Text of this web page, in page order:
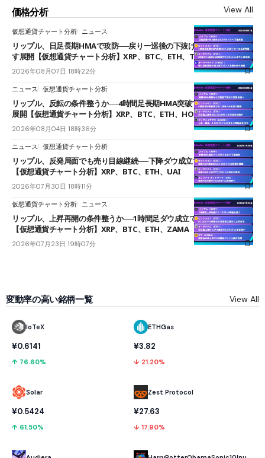
価格分析 View All
仮想通貨チャート分析 ニュース
リップル、日足長期HMAで攻防──戻り一巡後の下抜けで0.95ドルを試
す展開【仮想通貨チャート分析】XRP、BTC、ETH、TAKE
2026年08月07日 18時22分
ニュース 仮想通貨チャート分析
リップル、反転の条件整うか──4時間足長期HMA突破で雲下端を目指す
展開【仮想通貨チャート分析】XRP、BTC、ETH、HOME
2026年08月04日 18時36分
ニュース 仮想通貨チャート分析
リップル、反発局面でも売り目線継続──下降ダウ成立で下値追う展開
【仮想通貨チャート分析】XRP、BTC、ETH、UAI
2026年07月30日 18時11分
仮想通貨チャート分析 ニュース
リップル、上昇再開の条件整うか──1時間足ダウ成立で1.185ドルを狙う
【仮想通貨チャート分析】XRP、BTC、ETH、ZAMA
2026年07月23日 19時07分
変動率の高い銘柄一覧 View All
IoTeX
¥0.6141
↑ 76.60%
Solar
¥0.5424
↑ 61.50%
ETHGas
¥3.82
↓ 21.20%
Zest Protocol
¥27.63
↓ 17.90%